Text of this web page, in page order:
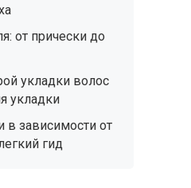
от прически до
укладки волос
укладки
в зависимости от
гид